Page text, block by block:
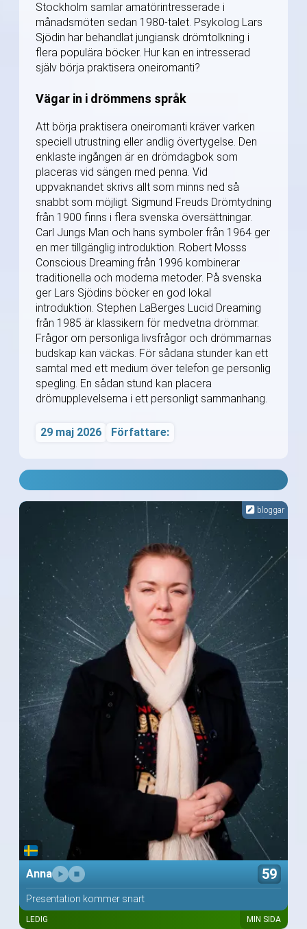
Stockholm samlar amatörintresserade i
månadsmöten sedan 1980-talet. Psykolog Lars
Sjödin har behandlat jungiansk drömtolkning i
flera populära böcker. Hur kan en intresserad
själv börja praktisera oneiromanti?
Vägar in i drömmens språk
Att börja praktisera oneiromanti kräver varken
speciell utrustning eller andlig övertygelse. Den
enklaste ingången är en drömdagbok som
placeras vid sängen med penna. Vid
uppvaknandet skrivs allt som minns ned så
snabbt som möjligt. Sigmund Freuds Drömtydning
från 1900 finns i flera svenska översättningar.
Carl Jungs Man och hans symboler från 1964 ger
en mer tillgänglig introduktion. Robert Mosss
Conscious Dreaming från 1996 kombinerar
traditionella och moderna metoder. På svenska
ger Lars Sjödins böcker en god lokal
introduktion. Stephen LaBerges Lucid Dreaming
från 1985 är klassikern för medvetna drömmar.
Frågor om personliga livsfrågor och drömmarnas
budskap kan väckas. För sådana stunder kan ett
samtal med ett medium över telefon ge personlig
spegling. En sådan stund kan placera
drömupplevelserna i ett personligt sammanhang.
29 maj 2026 Författare:
bloggar
Anna 59
Presentation kommer snart
LEDIG MIN SIDA